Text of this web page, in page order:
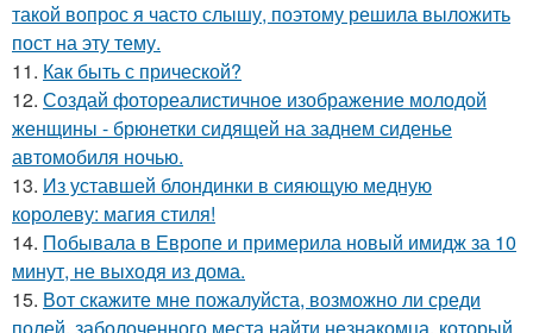
такой вопрос я часто слышу, поэтому решила выложить
пост на эту тему.
11. Как быть с прической?
12. Создай фотореалистичное изображение молодой
женщины - брюнетки сидящей на заднем сиденье
автомобиля ночью.
13. Из уставшей блондинки в сияющую медную
королеву: магия стиля!
14. Побывала в Европе и примерила новый имидж за 10
минут, не выходя из дома.
15. Вот скажите мне пожалуйста, возможно ли среди